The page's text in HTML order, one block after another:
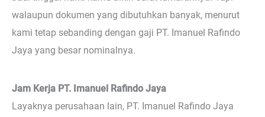
walaupun dokumen yang dibutuhkan banyak, menurut
kami tetap sebanding dengan gaji PT. Imanuel Rafindo
Jaya yang besar nominalnya.
Jam Kerja PT. Imanuel Rafindo Jaya
Layaknya perusahaan lain, PT. Imanuel Rafindo Jaya